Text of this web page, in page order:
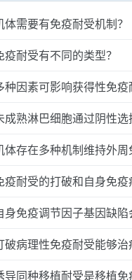
体需要有免疫耐受机制？
疫耐受有不同的类型？
种因素可影响获得性免疫
成熟淋巴细胞通过阴性选
体存在多种机制维持外周
疫耐受的打破和自身免疫
身免疫调节因子基因缺陷
破病理性免疫耐受能够治
导同种移植耐受是移植免